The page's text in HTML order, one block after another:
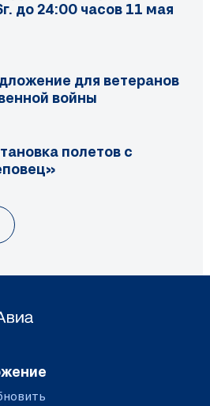
до 24:00 часов 11 мая
для ветеранов
войны
полетов с